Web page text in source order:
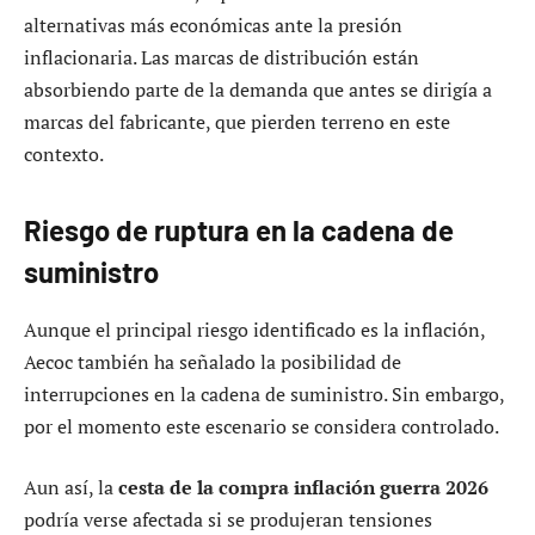
alternativas más económicas ante la presión
inflacionaria. Las marcas de distribución están
absorbiendo parte de la demanda que antes se dirigía a
marcas del fabricante, que pierden terreno en este
contexto.
Riesgo de ruptura en la cadena de
suministro
Aunque el principal riesgo identificado es la inflación,
Aecoc también ha señalado la posibilidad de
interrupciones en la cadena de suministro. Sin embargo,
por el momento este escenario se considera controlado.
Aun así, lacesta de la compra inflación guerra 2026
podría verse afectada si se produjeran tensiones